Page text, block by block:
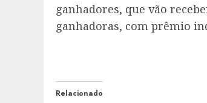
ganhadores, que vão
ganhadoras, com prêmio
Relacionado